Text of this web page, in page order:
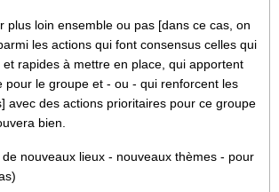
plus loin ensemble ou pas [dans ce cas, on
les actions qui font consensus celles qui
et rapides à mettre en place, qui apportent
pour le groupe et - ou - qui renforcent les
avec des actions prioritaires pour ce groupe
bien.
nouveaux lieux - nouveaux thèmes - pour